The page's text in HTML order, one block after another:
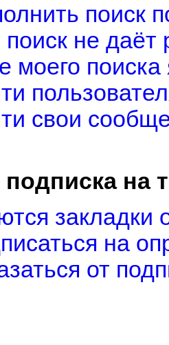
поиск
не даёт
моего
свои
подписка на
закладки
на
от